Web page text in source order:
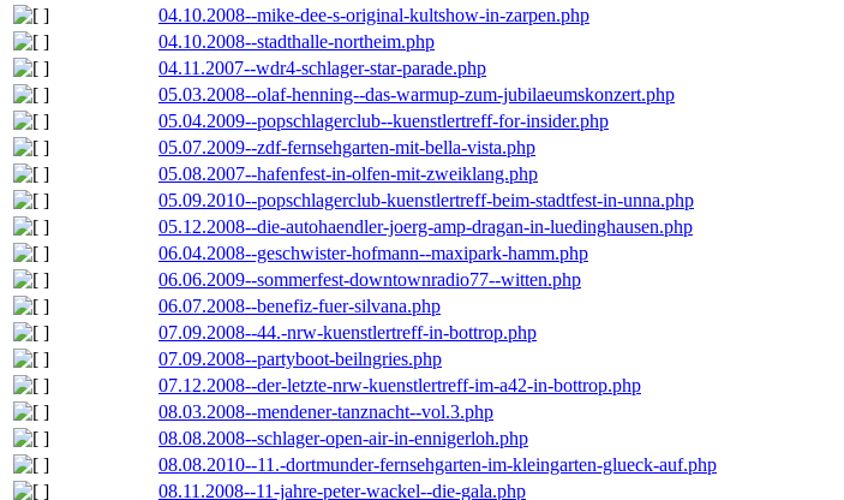
04.10.2008--mike-dee-s-original-kultshow-in-zarpen.php
04.10.2008--stadthalle-northeim.php
04.11.2007--wdr4-schlager-star-parade.php
05.03.2008--olaf-henning--das-warmup-zum-jubilaeumskonzert.php
05.04.2009--popschlagerclub--kuenstlertreff-for-insider.php
05.07.2009--zdf-fernsehgarten-mit-bella-vista.php
05.08.2007--hafenfest-in-olfen-mit-zweiklang.php
05.09.2010--popschlagerclub-kuenstlertreff-beim-stadtfest-in-unna.php
05.12.2008--die-autohaendler-joerg-amp-dragan-in-luedinghausen.php
06.04.2008--geschwister-hofmann--maxipark-hamm.php
06.06.2009--sommerfest-downtownradio77--witten.php
06.07.2008--benefiz-fuer-silvana.php
07.09.2008--44.-nrw-kuenstlertreff-in-bottrop.php
07.09.2008--partyboot-beilngries.php
07.12.2008--der-letzte-nrw-kuenstlertreff-im-a42-in-bottrop.php
08.03.2008--mendener-tanznacht--vol.3.php
08.08.2008--schlager-open-air-in-ennigerloh.php
08.08.2010--11.-dortmunder-fernsehgarten-im-kleingarten-glueck-auf.php
08.11.2008--11-jahre-peter-wackel--die-gala.php